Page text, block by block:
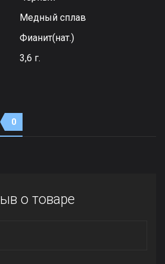
Медный сплав
Фианит(нат.)
3,6 г.
0
о товаре